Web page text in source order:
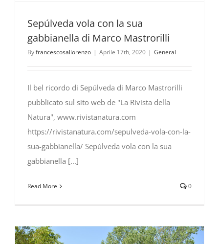
Sepúlveda vola con la sua
gabbianella di Marco Mastrorilli
Byfrancescosallorenzo | Aprile 17th, 2020 | General
Il bel ricordo di Sepúlveda di Marco Mastrorilli
pubblicato sul sito web de "La Rivista della
Natura", www.rivistanatura.com
https://rivistanatura.com/sepulveda-vola-con-la-
sua-gabbianella/ Sepúlveda vola con la sua
gabbianella [...]
Read More 0